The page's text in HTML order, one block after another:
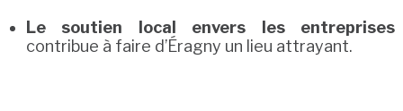
Le soutien local envers les entreprises
contribue à faire d’Éragny un lieu attrayant.